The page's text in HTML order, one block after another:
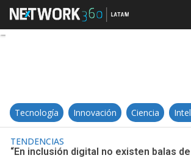
“En inclusión
Tecnología Innovación Ciencia
TENDENCIAS
“En inclusión digital no existen balas